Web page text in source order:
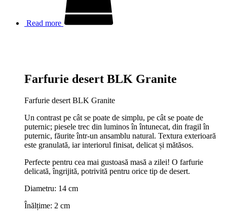
Read more
Farfurie desert BLK Granite
Farfurie desert BLK Granite
Un contrast pe cât se poate de simplu, pe cât se poate de
puternic; piesele trec din luminos în întunecat, din fragil în
puternic, făurite într-un ansamblu natural. Textura exterioară
este granulată, iar interiorul finisat, delicat și mătăsos.
Perfecte pentru cea mai gustoasă masă a zilei! O farfurie
delicată, îngrijită, potrivită pentru orice tip de desert.
Diametru: 14 cm
Înălțime: 2 cm